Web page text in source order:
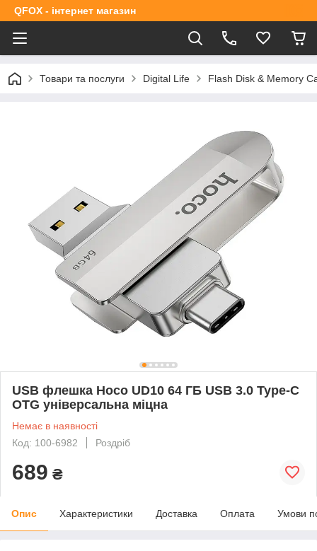
QFOX - інтернет магазин
Товари та послуги Digital Life Flash Disk & Memory
USB флешка Hoco UD10 64 ГБ USB 3.0 Type-C
OTG універсальна міцна
Немає в наявності
Код: 100-6982
Роздріб
689 ₴
Опис Характеристики Доставка Оплата Умови